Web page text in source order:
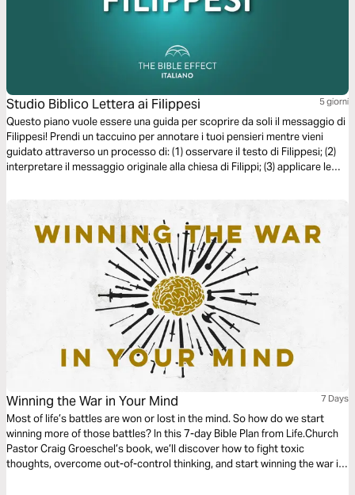
Studio Biblico Lettera ai Filippesi 5 giorni
Questo piano vuole essere una guida per scoprire da soli il messaggio di
Filippesi! Prendi un taccuino per annotare i tuoi pensieri mentre vieni
guidato attraverso un processo di: (1) osservare il testo di Filippesi; (2)
interpretare il messaggio originale alla chiesa di Filippi; (3) applicare le
Winning the War in Your Mind 7 Days
Most of life’s battles are won or lost in the mind. So how do we start
winning more of those battles? In this 7-day Bible Plan from Life.Church
Pastor Craig Groeschel’s book, we’ll discover how to fight toxic
thoughts, overcome out-of-control thinking, and start winning the war in